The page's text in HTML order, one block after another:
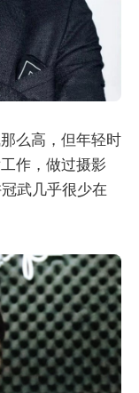
么高，但年轻时
作，做过摄影
武几乎很少在